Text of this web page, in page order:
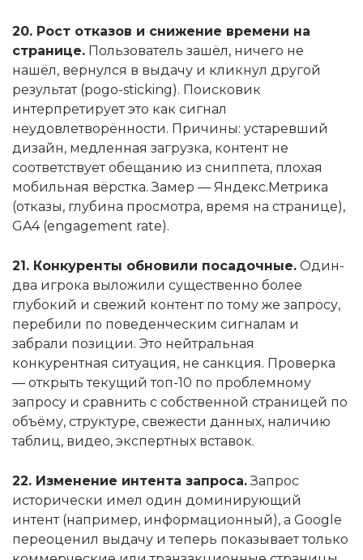
20. Рост отказов и снижение времени на
странице. Пользователь зашёл, ничего не
нашёл, вернулся в выдачу и кликнул другой
результат (pogo-sticking). Поисковик
интерпретирует это как сигнал
неудовлетворённости. Причины: устаревший
дизайн, медленная загрузка, контент не
соответствует обещанию из сниппета, плохая
мобильная вёрстка. Замер — Яндекс.Метрика
(отказы, глубина просмотра, время на странице),
GA4 (engagement rate).
21. Конкуренты обновили посадочные. Один-
два игрока выложили существенно более
глубокий и свежий контент по тому же запросу,
перебили по поведенческим сигналам и
забрали позиции. Это нейтральная
конкурентная ситуация, не санкция. Проверка
— открыть текущий топ-10 по проблемному
запросу и сравнить с собственной страницей по
объёму, структуре, свежести данных, наличию
таблиц, видео, экспертных вставок.
22. Изменение интента запроса.Запрос
исторически имел один доминирующий
интент (например, информационный), а Google
переоценил выдачу и теперь показывает только